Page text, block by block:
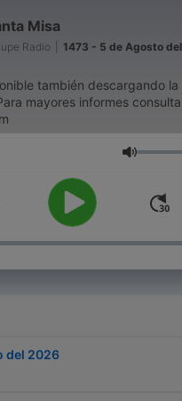
Misa
Radio 1473 - 5 de Agosto
también descargando la
mayores informes
音量
del 2026